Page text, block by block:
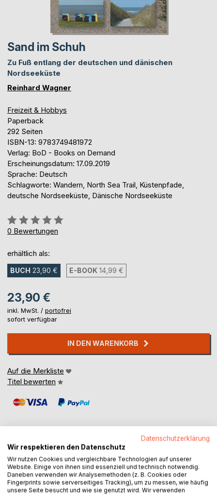
Sand im Schuh
Zu Fuß entlang der deutschen und dänischen
Nordseeküste
Reinhard Wagner
Freizeit & Hobbys
Paperback
292 Seiten
ISBN-13: 9783749481972
Verlag: BoD - Books on Demand
Erscheinungsdatum: 17.09.2019
Sprache: Deutsch
Schlagworte: Wandern, North Sea Trail, Küstenpfade,
deutsche Nordseeküste, Dänische Nordseeküste
Bewertung::
0%
0 Bewertungen
erhältlich als:
BUCH 23,90 € E-BOOK 14,99 €
23,90 €
inkl. MwSt. / portofrei
sofort verfügbar
IN DEN WARENKORB
Auf die Merkliste
Titel bewerten
BESCHREIBUNG
Auf seiner "Nordseeumrundung zu Fuß" hat Reinhard
Datenschutzerklärung
Wir respektieren den Datenschutz
Wir nutzen Cookies und vergleichbare Technologien auf unserer
Website. Einige von ihnen sind essenziell und technisch notwendig.
Daneben verwenden wir Analysemethoden (z. B. Cookies oder
Fingerprints sowie serverseitiges Tracking), um zu messen, wie häufig
unsere Seite besucht und wie sie genutzt wird. Wir verwenden